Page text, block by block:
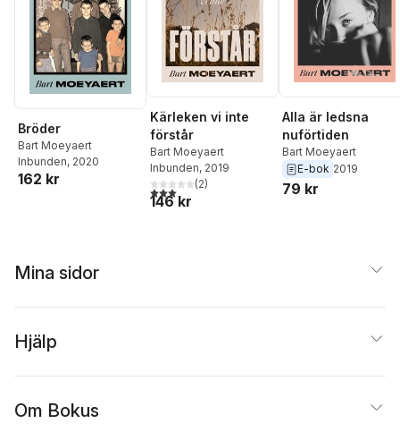
Bröder
Bart Moeyaert
Inbunden, 2020
162 kr
Kärleken vi inte
förstår
Bart Moeyaert
Inbunden, 2019
3,0utav 5 stjärnor. Totalt antal röster:
(2)
146 kr
Alla är ledsna
nuförtiden
Bart Moeyaert
E-bok 2019
79 kr
Mina sidor
Hjälp
Om Bokus